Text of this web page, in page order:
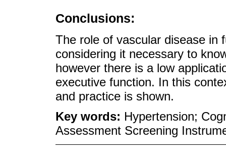
Conclusions:
The role of vascular disease in
considering it necessary to
however there is a low
executive function. In this
and practice is shown.
Key words: Hypertension;
Assessment Screening